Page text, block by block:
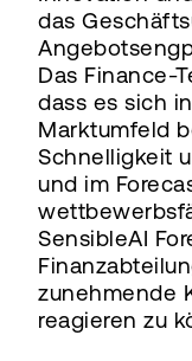
das
Das Finance-
dass es sich
Marktumfeld
Schnelligkeit
und im
SensibleAI
zunehmende
reagieren zu